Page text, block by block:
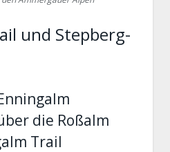
und Stepberg-
die Roßalm
Trail